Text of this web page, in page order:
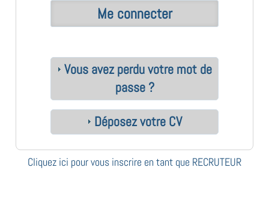
Vous avez perdu votre mot de
passe ?
Déposez votre CV
Cliquez ici pour vous inscrire en tant que RECRUTEUR